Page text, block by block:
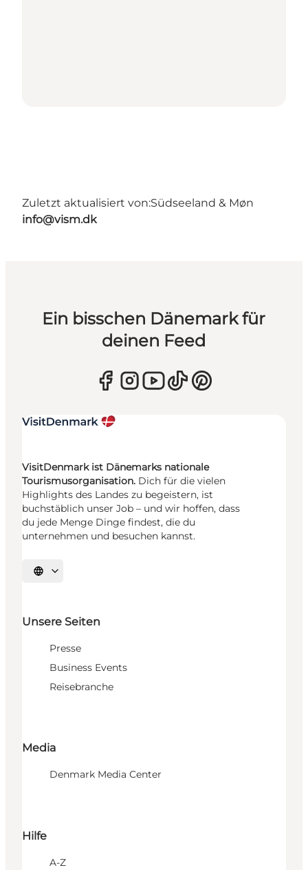
Zuletzt aktualisiert von:Südseeland & Møn
info@vism.dk
Ein bisschen Dänemark für
deinen Feed
VisitDenmark ist Dänemarks nationale
Tourismusorganisation. Dich für die vielen
Highlights des Landes zu begeistern, ist
buchstäblich unser Job – und wir hoffen, dass
du jede Menge Dinge findest, die du
unternehmen und besuchen kannst.
Sprache auswählen
Unsere Seiten
Presse
Business Events
Reisebranche
Media
Denmark Media Center
Hilfe
A-Z